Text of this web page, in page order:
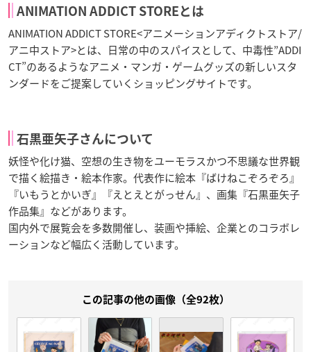
ANIMATION ADDICT STOREとは
ANIMATION ADDICT STORE<アニメーションアディクトストア/
アニ中ストア>とは、日常の中のスパイスとして、中毒性”ADDI
CT”のあるようなアニメ・マンガ・ゲームグッズの新しいスタ
ンダードをご提案していくショッピングサイトです。
石黒亜矢子さんについて
妖怪や化け猫、空想の生き物をユーモラスかつ不思議な世界観
で描く絵描き・絵本作家。代表作に絵本『ばけねこぞろぞろ』
『いもうとかいぎ』『えとえとがっせん』、画集『石黒亜矢子
作品集』などがあります。
国内外で展覧会を多数開催し、装画や挿絵、企業とのコラボレ
ーションなど幅広く活動しています。
この記事の他の画像（全92枚）